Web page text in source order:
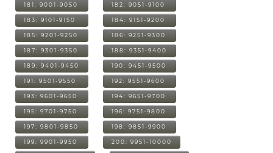
181: 9001-9050 182: 9051-9100
183: 9101-9150 184: 9151-9200
185: 9201-9250 186: 9251-9300
187: 9301-9350 188: 9351-9400
189: 9401-9450 190: 9451-9500
191: 9501-9550 192: 9551-9600
193: 9601-9650 194: 9651-9700
195: 9701-9750 196: 9751-9800
197: 9801-9850 198: 9851-9900
199: 9901-9950 200: 9951-10000